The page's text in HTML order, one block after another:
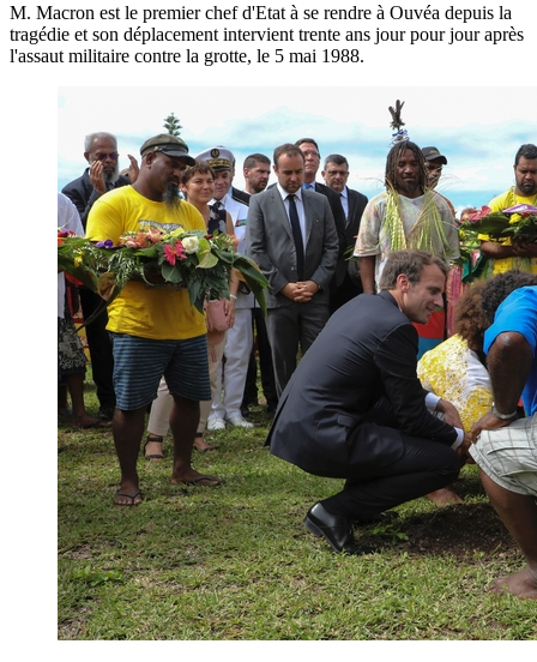
M. Macron est le premier chef d'Etat à se rendre à Ouvéa depuis la
tragédie et son déplacement intervient trente ans jour pour jour après
l'assaut militaire contre la grotte, le 5 mai 1988.